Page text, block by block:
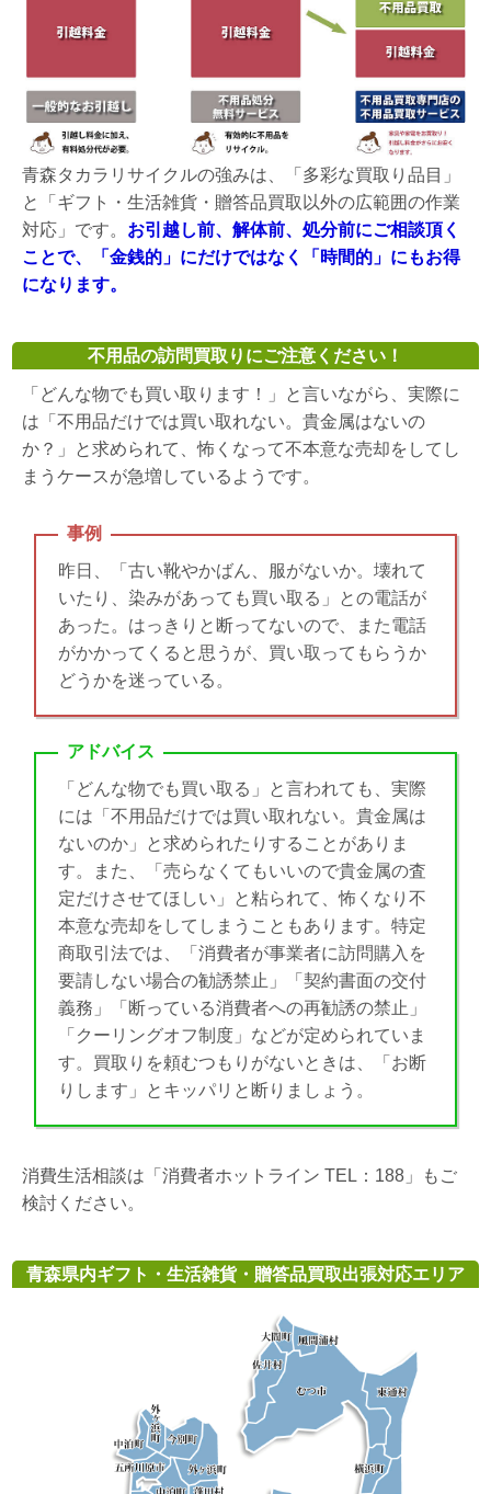
青森タカラリサイクルの強みは、「多彩な買取り品目」
と「ギフト・生活雑貨・贈答品買取以外の広範囲の作業
対応」です。 お引越し前、解体前、処分前にご相談頂く
ことで、「金銭的」にだけではなく「時間的」にもお得
になります。
不用品の訪問買取りにご注意ください！
「どんな物でも買い取ります！」と言いながら、実際に
は「不用品だけでは買い取れない。貴金属はないの
か？」と求められて、怖くなって不本意な売却をしてし
まうケースが急増しているようです。
事例
昨日、「古い靴やかばん、服がないか。壊れて
いたり、染みがあっても買い取る」との電話が
あった。はっきりと断ってないので、また電話
がかかってくると思うが、買い取ってもらうか
どうかを迷っている。
アドバイス
「どんな物でも買い取る」と言われても、実際
には「不用品だけでは買い取れない。貴金属は
ないのか」と求められたりすることがありま
す。また、「売らなくてもいいので貴金属の査
定だけさせてほしい」と粘られて、怖くなり不
本意な売却をしてしまうこともあります。特定
商取引法では、「消費者が事業者に訪問購入を
要請しない場合の勧誘禁止」「契約書面の交付
義務」「断っている消費者への再勧誘の禁止」
「クーリングオフ制度」などが定められていま
す。買取りを頼むつもりがないときは、「お断
りします」とキッパリと断りましょう。
消費生活相談は「消費者ホットライン TEL：188」もご
検討ください。
青森県内ギフト・生活雑貨・贈答品買取出張対応エリア